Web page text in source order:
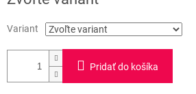
Variant
Pridať do košíka